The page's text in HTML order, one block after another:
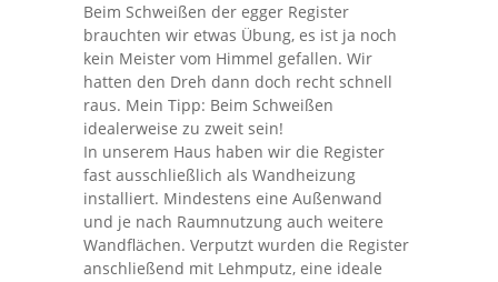
Beim Schweißen der egger Register
brauchten wir etwas Übung, es ist ja noch
kein Meister vom Himmel gefallen. Wir
hatten den Dreh dann doch recht schnell
raus. Mein Tipp: Beim Schweißen
idealerweise zu zweit sein!
In unserem Haus haben wir die Register
fast ausschließlich als Wandheizung
installiert. Mindestens eine Außenwand
und je nach Raumnutzung auch weitere
Wandflächen. Verputzt wurden die Register
anschließend mit Lehmputz, eine ideale